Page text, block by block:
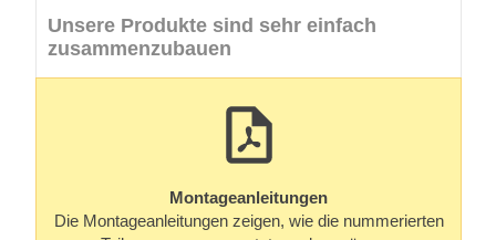
Unsere Produkte sind sehr einfach
zusammenzubauen
Montageanleitungen
Die Montageanleitungen zeigen, wie die nummerierten